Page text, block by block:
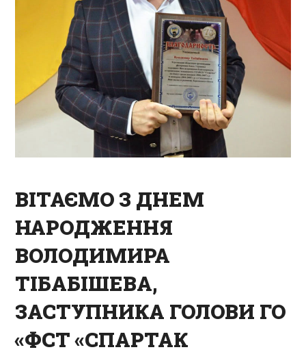
ВІТАЄМО З ДНЕМ
НАРОДЖЕННЯ
ВОЛОДИМИРА
ТІБАБІШЕВА,
ЗАСТУПНИКА ГОЛОВИ ГО
«ФСТ «СПАРТАК